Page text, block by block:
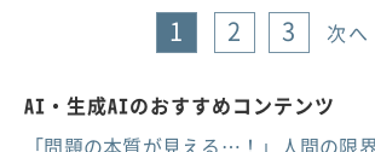
1 2 3 次へ
AI・生成AIのおすすめコンテンツ
「問題の本質が見える…！」人間の限